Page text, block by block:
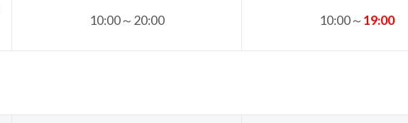
10:00～20:00 10:00～ 19:00